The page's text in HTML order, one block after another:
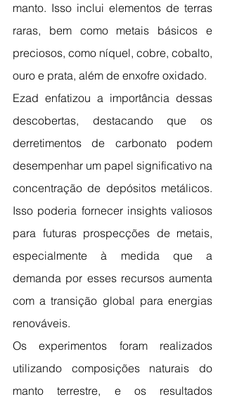
manto. Isso inclui elementos de terras
raras, bem como metais básicos e
preciosos, como níquel, cobre, cobalto,
ouro e prata, além de enxofre oxidado.
Ezad enfatizou a importância dessas
descobertas, destacando que os
derretimentos de carbonato podem
desempenhar um papel significativo na
concentração de depósitos metálicos.
Isso poderia fornecer insights valiosos
para futuras prospecções de metais,
especialmente à medida que a
demanda por esses recursos aumenta
com a transição global para energias
renováveis.
Os experimentos foram realizados
utilizando composições naturais do
manto terrestre, e os resultados